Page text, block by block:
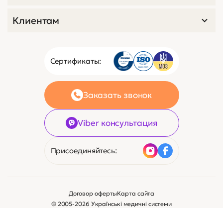
Сертификаты:
Заказать звонок
Viber консультация
Присоединяйтесь:
Клиентам
© 2005-2026 Українські медичні системи
Договор офертыКарта сайта